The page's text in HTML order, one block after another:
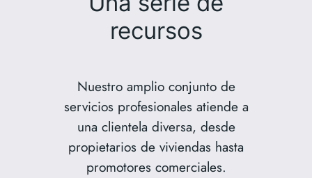
recursos
Nuestro amplio conjunto de
servicios profesionales atiende a
una clientela diversa, desde
propietarios de viviendas hasta
promotores comerciales.